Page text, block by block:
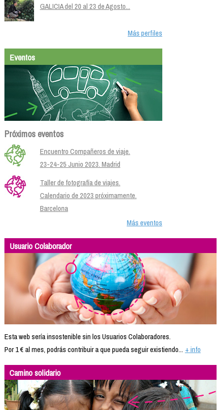
GALICIA del 20 al 23 de Agosto...
Más perfiles
Eventos
Próximos eventos
Encuentro Compañeros de viaje.
23-24-25 Junio 2023. Madrid
Taller de fotografía de viajes.
Calendario de 2023 próximamente.
Barcelona
Más eventos
Usuario Colaborador
Esta web sería insostenible sin los Usuarios Colaboradores.
Por 1 € al mes, podrás contribuir a que pueda seguir existiendo... + info
Camino solidario